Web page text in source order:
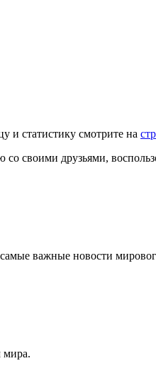
и статистику смотрите на
со своими друзьями,
важные новости
мира.